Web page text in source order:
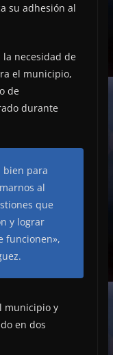
su adhesión al
necesidad de
el municipio,
de
durante
bien para
al
que
y lograr
funcionen»,
municipio y
en dos